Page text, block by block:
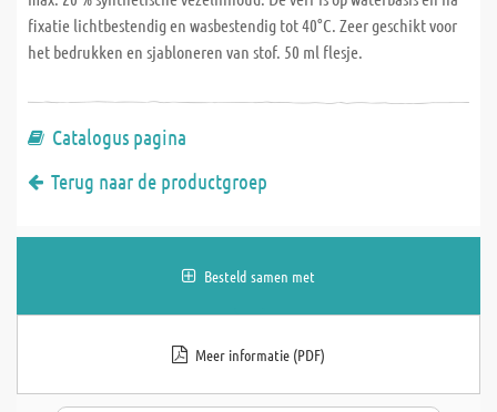
fixatie lichtbestendig en wasbestendig tot 40°C. Zeer geschikt voor
het bedrukken en sjabloneren van stof. 50 ml flesje.
Catalogus pagina
Terug naar de productgroep
Besteld samen met
Meer informatie (PDF)